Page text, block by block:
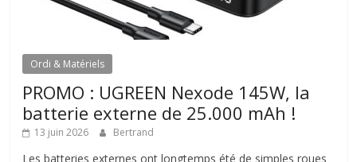
Ordi & Matériels
PROMO : UGREEN Nexode 145W, la
batterie externe de 25.000 mAh !
13 juin 2026 Bertrand
Les batteries externes ont longtemps été de simples roues